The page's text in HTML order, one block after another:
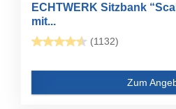
ECHTWERK Sitzbank
mit...
(1132)
Zum